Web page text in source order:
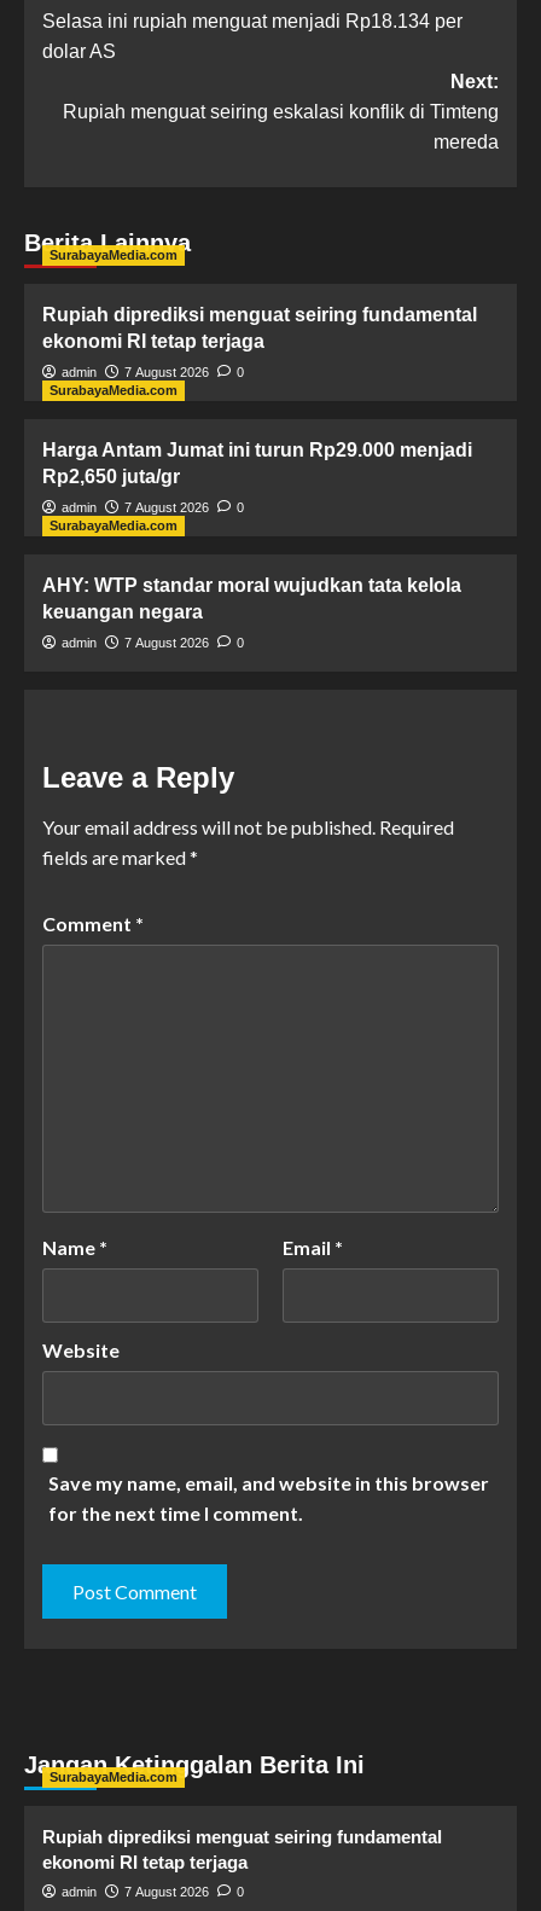
Selasa ini rupiah menguat menjadi Rp18.134 per
dolar AS
Next:
Rupiah menguat seiring eskalasi konflik di Timteng
mereda
Berita Lainnya
SurabayaMedia.com
Rupiah diprediksi menguat seiring fundamental
ekonomi RI tetap terjaga
admin 7 August 2026
0
SurabayaMedia.com
Harga Antam Jumat ini turun Rp29.000 menjadi
Rp2,650 juta/gr
admin 7 August 2026
0
SurabayaMedia.com
AHY: WTP standar moral wujudkan tata kelola
keuangan negara
admin 7 August 2026 0
Leave a Reply
Your email address will not be published. Required
fields are marked*
Comment *
Name * Email *
Website
Save my name, email, and website in this browser
for the next time I comment.
Jangan Ketinggalan Berita Ini
SurabayaMedia.com
Rupiah diprediksi menguat seiring fundamental
ekonomi RI tetap terjaga
admin 7 August 2026 0